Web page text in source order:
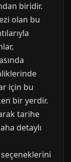
biridir.
olan bu
için bu
bir yerdir.
tarihe
detaylı